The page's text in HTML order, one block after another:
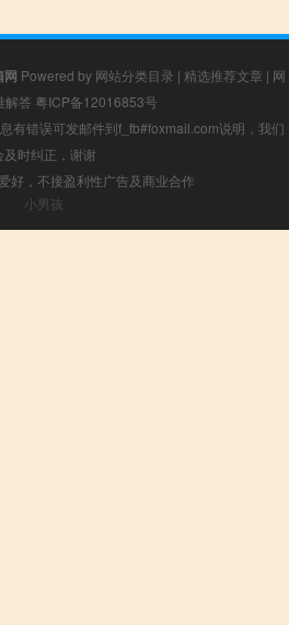
网 Powered by 网站分类目录 | 精选推荐文章 | 网
解答 粤ICP备12016853号
有错误可发邮件到f_fb#foxmail.com说明，我们
及时纠正，谢谢
好，不接盈利性广告及商业合作
小男孩